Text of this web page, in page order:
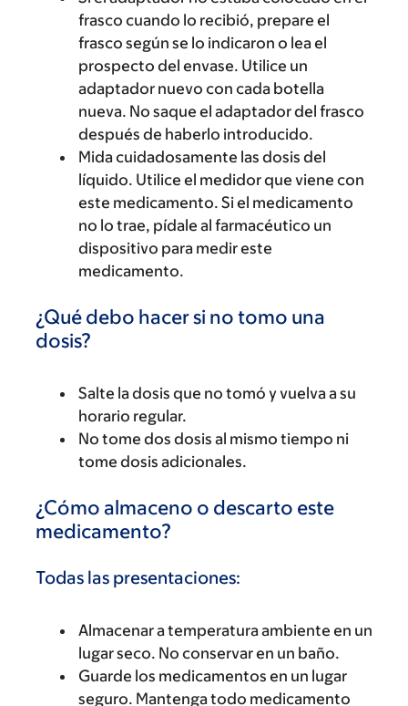
frasco cuando lo recibió, prepare el
frasco según se lo indicaron o lea el
prospecto del envase. Utilice un
adaptador nuevo con cada botella
nueva. No saque el adaptador del frasco
después de haberlo introducido.
Mida cuidadosamente las dosis del
líquido. Utilice el medidor que viene con
este medicamento. Si el medicamento
no lo trae, pídale al farmacéutico un
dispositivo para medir este
medicamento.
¿Qué debo hacer si no tomo una
dosis?
Salte la dosis que no tomó y vuelva a su
horario regular.
No tome dos dosis al mismo tiempo ni
tome dosis adicionales.
¿Cómo almaceno o descarto este
medicamento?
Todas las presentaciones:
Almacenar a temperatura ambiente en un
lugar seco. No conservar en un baño.
Guarde los medicamentos en un lugar
seguro. Mantenga todo medicamento